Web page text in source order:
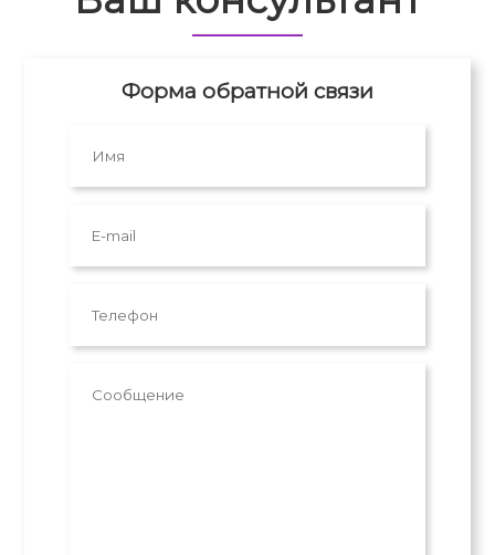
Форма обратной связи